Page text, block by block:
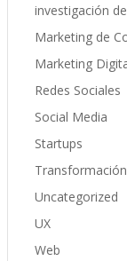
investigación
Marketing de
Marketing
Redes Sociales
Social Media
Startups
Uncategorized
UX
Web